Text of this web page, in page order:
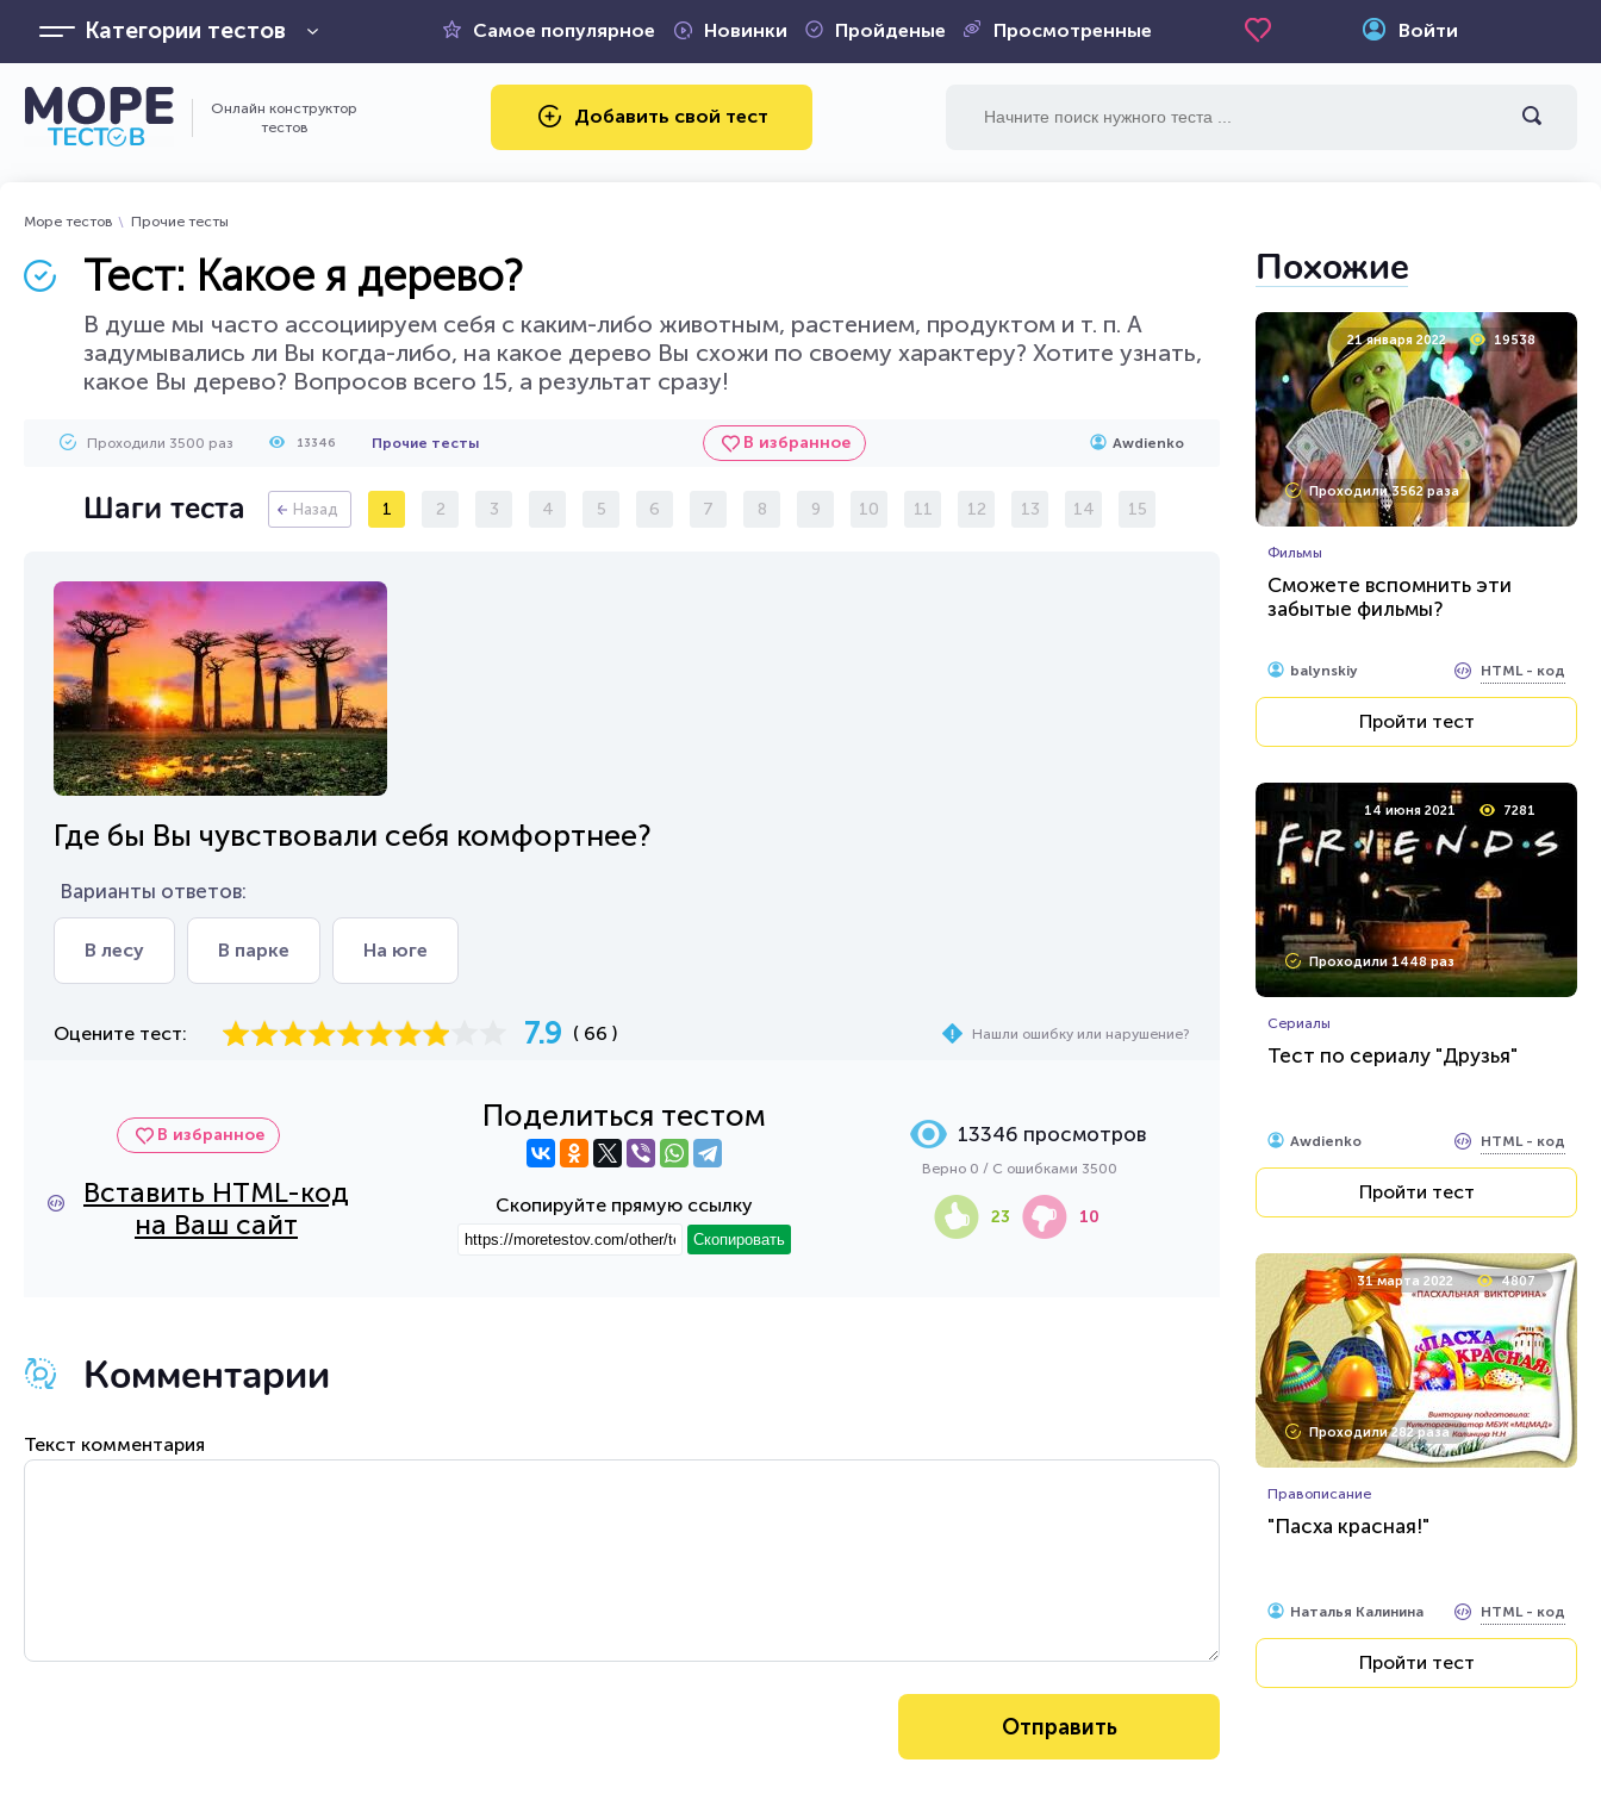
Категории тестов Самое популярное Новинки Пройденые Просмотренные Войти
Онлайн конструктор
тестов
Добавить свой тест
Море тестов Прочие тесты
Тест: Какое я дерево?
В душе мы часто ассоциируем себя с каким-либо животным, растением, продуктом и т. п. А
задумывались ли Вы когда-либо, на какое дерево Вы схожи по своему характеру? Хотите узнать,
какое Вы дерево? Вопросов всего 15, а результат сразу!
Проходили 3500 раз 13346 Прочие тесты В избранное Awdienko
Шаги теста Назад 1 2 3 4 5 6 7 8 9 10 11 12 13 14 15
Где бы Вы чувствовали себя комфортнее?
Варианты ответов:
В лесу В парке На юге
Оцените тест: 7.9 ( 66 ) Нашли ошибку или нарушение?
В избранное
Вставить HTML-код
на Ваш сайт
Поделиться тестом
Скопируйте прямую ссылку
Скопировать
13346 просмотров
Верно 0 / С ошибками 3500
23 10
Комментарии
Текст комментария
Похожие
21 января 2022 19538
Проходили 3562 раза
Фильмы
Сможете вспомнить эти
забытые фильмы?
balynskiy HTML - код
Пройти тест
14 июня 2021 7281
Проходили 1448 раз
Сериалы
Тест по сериалу "Друзья"
Awdienko HTML - код
Пройти тест
31 марта 2022 4807
Проходили 282 раза
Правописание
"Пасха красная!"
Наталья Калинина HTML - код
Пройти тест